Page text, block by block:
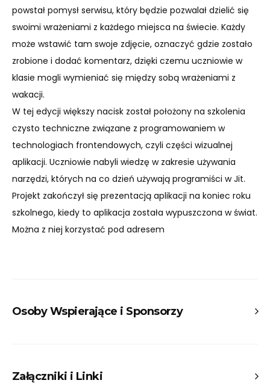
powstał pomysł serwisu, który będzie pozwalał dzielić się
swoimi wrażeniami z każdego miejsca na świecie. Każdy
może wstawić tam swoje zdjęcie, oznaczyć gdzie zostało
zrobione i dodać komentarz, dzięki czemu uczniowie w
klasie mogli wymieniać się między sobą wrażeniami z
wakacji.
W tej edycji większy nacisk został położony na szkolenia
czysto techniczne związane z programowaniem w
technologiach frontendowych, czyli części wizualnej
aplikacji. Uczniowie nabyli wiedzę w zakresie używania
narzędzi, których na co dzień używają programiści w Jit.
Projekt zakończył się prezentacją aplikacji na koniec roku
szkolnego, kiedy to aplikacja została wypuszczona w świat.
Można z niej korzystać pod adresem
Osoby Wspierające i Sponsorzy
Maciej Kankowski- Koordynacja
Załączniki i Linki